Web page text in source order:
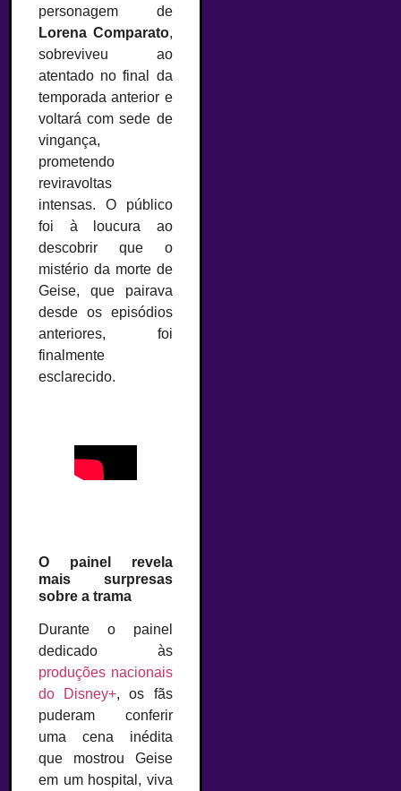
personagem de
Lorena Comparato,
sobreviveu ao
atentado no final da
temporada anterior e
voltará com sede de
vingança,
prometendo
reviravoltas
intensas. O público
foi à loucura ao
descobrir que o
mistério da morte de
Geise, que pairava
desde os episódios
anteriores, foi
finalmente
esclarecido.
O painel revela
mais surpresas
sobre a trama
Durante o painel
dedicado às
produções nacionais
do Disney+, os fãs
puderam conferir
uma cena inédita
que mostrou Geise
em um hospital, viva